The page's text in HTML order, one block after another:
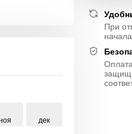
дек
При